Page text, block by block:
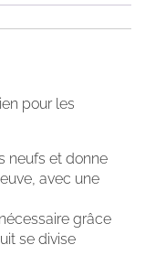
pour les
neufs et donne
avec une
grâce
se divise